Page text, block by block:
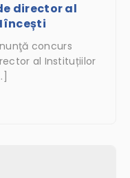
director al
concurs
al Instituțiilor